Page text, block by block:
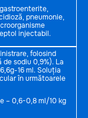
pneumonie,
injectabil.
folosind
sodiu 0,9%). La
16 ml. Soluția
în următoarele
– 0,6-0,8 ml/10 kg